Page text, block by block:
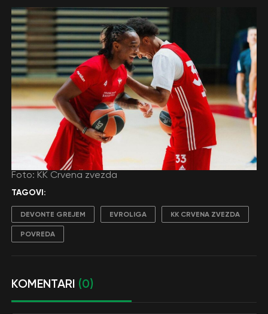
Foto: KK Crvena zvezda
TAGOVI:
DEVONTE GREJEM EVROLIGA KK CRVENA ZVEZDA
POVREDA
KOMENTARI (0)